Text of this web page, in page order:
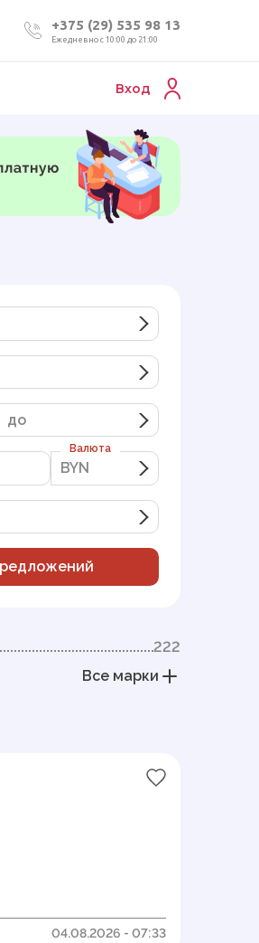
+375 (29) 535 98 13
Ежедневно с 10:00 до 21:00
авто
Вход
до
BYN
BYN
Валюта
222
Все марки
04.08.2026 - 07:33